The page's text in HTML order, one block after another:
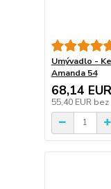
Umývadlo -
Amanda 54
68,14 EUR
55,40 EUR bez